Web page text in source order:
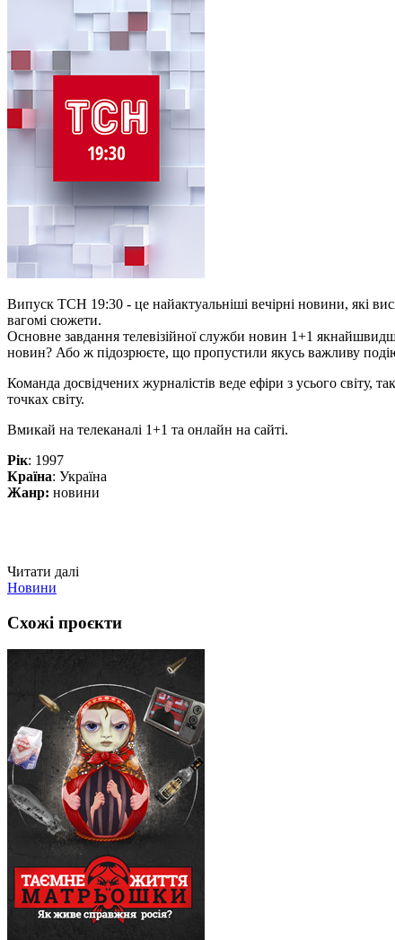
Випуск ТСН 19:30 - це найактуальніші вечірні новини, які
вагомі сюжети.
Основне завдання телевізійної служби новин 1+1
новин? Або ж підозрюєте, що пропустили якусь важливу
Команда досвідчених журналістів веде ефіри з усього світу,
точках світу.
Вмикай на телеканалі 1+1 та онлайн на сайті.
Рік: 1997
Країна: Україна
Жанр: новини
Читати далі
Новини
Схожі проєкти